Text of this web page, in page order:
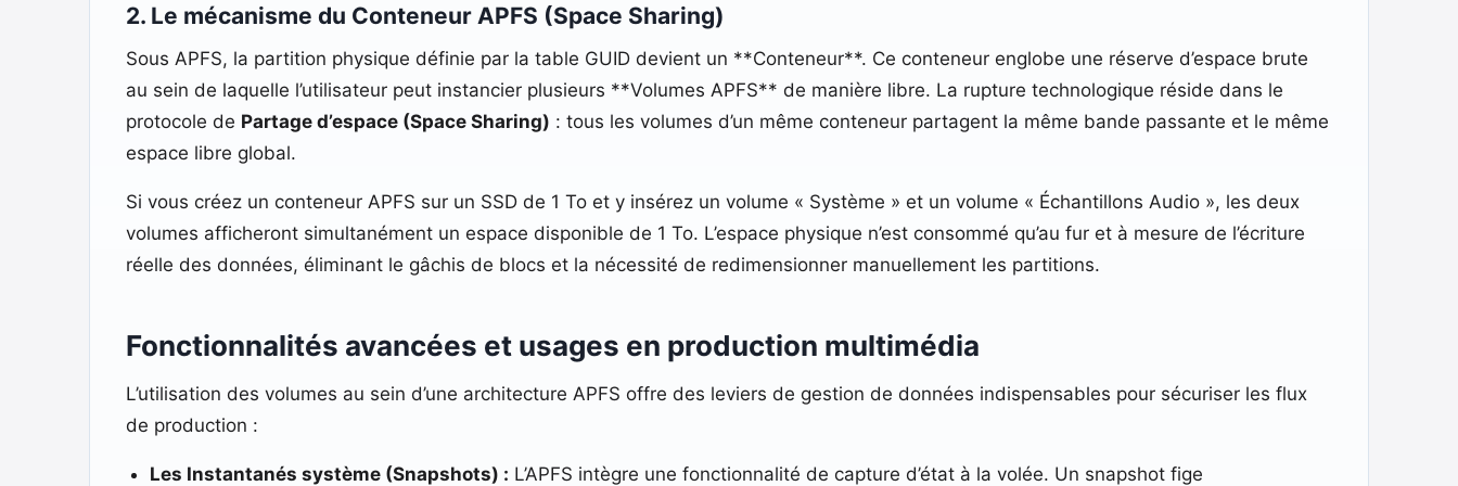
2. Le mécanisme du Conteneur APFS (Space Sharing)
Sous APFS, la partition physique définie par la table GUID devient un **Conteneur**. Ce conteneur englobe une réserve d’espace brute
au sein de laquelle l’utilisateur peut instancier plusieurs **Volumes APFS** de manière libre. La rupture technologique réside dans le
protocole de Partage d’espace (Space Sharing) : tous les volumes d’un même conteneur partagent la même bande passante et le même
espace libre global.
Si vous créez un conteneur APFS sur un SSD de 1 To et y insérez un volume « Système » et un volume « Échantillons Audio », les deux
volumes afficheront simultanément un espace disponible de 1 To. L’espace physique n’est consommé qu’au fur et à mesure de l’écriture
réelle des données, éliminant le gâchis de blocs et la nécessité de redimensionner manuellement les partitions.
Fonctionnalités avancées et usages en production multimédia
L’utilisation des volumes au sein d’une architecture APFS offre des leviers de gestion de données indispensables pour sécuriser les flux
de production :
Les Instantanés système (Snapshots) : L’APFS intègre une fonctionnalité de capture d’état à la volée. Un snapshot fige